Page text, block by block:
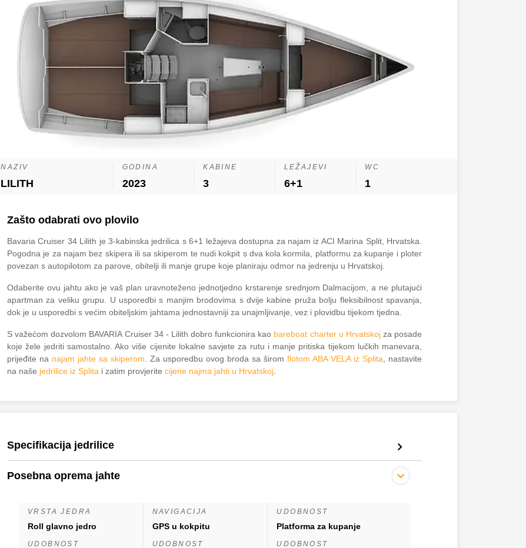
NAZIV
LILITH
GODINA
2023
KABINE
3
LEŽAJEVI
6+1
WC
1
Zašto odabrati ovo plovilo
Bavaria Cruiser 34 Lilith je 3-kabinska jedrilica s 6+1 ležajeva dostupna za najam iz ACI Marina Split, Hrvatska.
Pogodna je za najam bez skipera ili sa skiperom te nudi kokpit s dva kola kormila, platformu za kupanje i ploter
povezan s autopilotom za parove, obitelji ili manje grupe koje planiraju odmor na jedrenju u Hrvatskoj.
Odaberite ovu jahtu ako je vaš plan uravnoteženo jednotjedno krstarenje srednjom Dalmacijom, a ne plutajući
apartman za veliku grupu. U usporedbi s manjim brodovima s dvije kabine pruža bolju fleksibilnost spavanja,
dok je u usporedbi s većim obiteljskim jahtama jednostavniji za unajmljivanje, vez i plovidbu tijekom tjedna.
S važećom dozvolom BAVARIA Cruiser 34 - Lilith dobro funkcionira kao bareboat charter u Hrvatskojza posade
koje žele jedriti samostalno. Ako više cijenite lokalne savjete za rutu i manje pritiska tijekom lučkih manevara,
prijeđite na najam jahte sa skiperom . Za usporedbu ovog broda sa širom flotom ABA VELA iz Splita , nastavite
na naše jedrilice iz Splita i zatim provjerite cijene najma jahti u Hrvatskoj
Specifikacija jedrilice
Posebna oprema jahte
VRSTA JEDRA
Roll glavno jedro
NAVIGACIJA
GPS u kokpitu
UDOBNOST
Platforma za kupanje
UDOBNOST UDOBNOST UDOBNOST